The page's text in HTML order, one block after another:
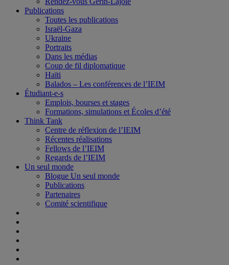
Publications
Toutes les publications
Israël-Gaza
Ukraine
Portraits
Dans les médias
Coup de fil diplomatique
Haïti
Balados – Les conférences de l’IEIM
Étudiant-e-s
Emplois, bourses et stages
Formations, simulations et Écoles d’été
Think Tank
Centre de réflexion de l’IEIM
Récentes réalisations
Fellows de l’IEIM
Regards de l’IEIM
Un seul monde
Blogue Un seul monde
Publications
Partenaires
Comité scientifique